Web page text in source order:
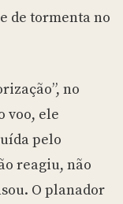
de tormenta no
no
voo, ele
pelo
reagiu, não
O planador